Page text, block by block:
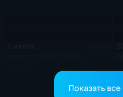
Показать